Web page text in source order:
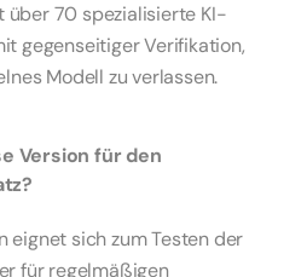
über 70 spezialisierte KI-
gegenseitiger Verifikation,
Modell zu verlassen.
Version für den
eignet sich zum Testen der
für regelmäßigen